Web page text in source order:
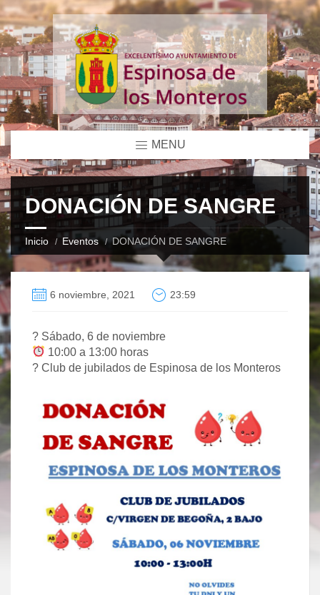
MENU
DONACIÓN DE SANGRE
Inicio Eventos DONACIÓN DE SANGRE
6 noviembre, 2021 23:59
? Sábado, 6 de noviembre
10:00 a 13:00 horas
? Club de jubilados de Espinosa de los Monteros